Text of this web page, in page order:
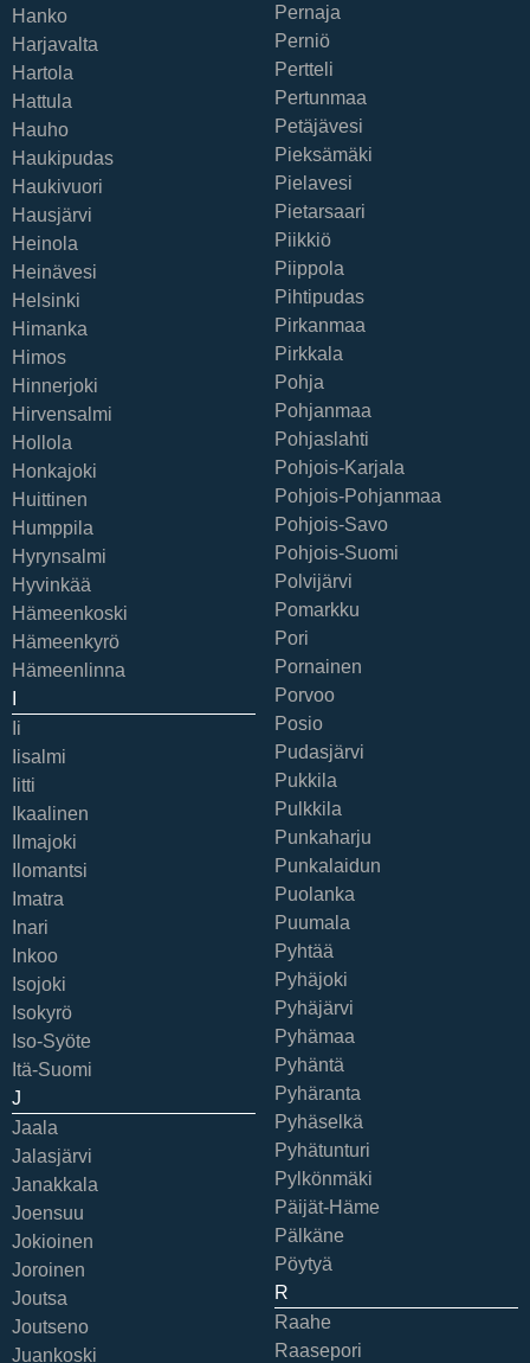
Hanko
Harjavalta
Hartola
Hattula
Hauho
Haukipudas
Haukivuori
Hausjärvi
Heinola
Heinävesi
Helsinki
Himanka
Himos
Hinnerjoki
Hirvensalmi
Hollola
Honkajoki
Huittinen
Humppila
Hyrynsalmi
Hyvinkää
Hämeenkoski
Hämeenkyrö
Hämeenlinna
Ii
Iisalmi
Iitti
Ikaalinen
Ilmajoki
Ilomantsi
Imatra
Inari
Inkoo
Isojoki
Isokyrö
Iso-Syöte
Itä-Suomi
J
Jaala
Jalasjärvi
Janakkala
Joensuu
Jokioinen
Joroinen
Joutsa
Joutseno
Juankoski
Pernaja
Perniö
Pertteli
Pertunmaa
Petäjävesi
Pieksämäki
Pielavesi
Pietarsaari
Piikkiö
Piippola
Pihtipudas
Pirkanmaa
Pirkkala
Pohja
Pohjanmaa
Pohjaslahti
Pohjois-Karjala
Pohjois-Pohjanmaa
Pohjois-Savo
Pohjois-Suomi
Polvijärvi
Pomarkku
Pori
Pornainen
Porvoo
Posio
Pudasjärvi
Pukkila
Pulkkila
Punkaharju
Punkalaidun
Puolanka
Puumala
Pyhtää
Pyhäjoki
Pyhäjärvi
Pyhämaa
Pyhäntä
Pyhäranta
Pyhäselkä
Pyhätunturi
Pylkönmäki
Päijät-Häme
Pälkäne
Pöytyä
R
Raahe
Raasepori